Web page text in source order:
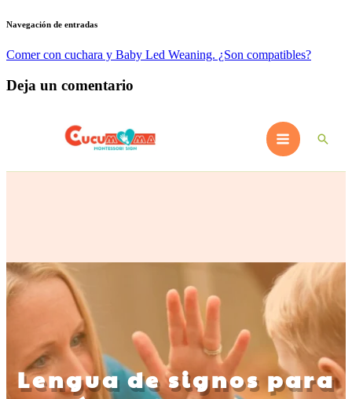
Navegación de entradas
Comer con cuchara y Baby Led Weaning. ¿Son compatibles?
Deja un comentario